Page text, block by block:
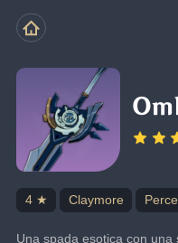
4 ★ Claymore
Una spada esotica con una